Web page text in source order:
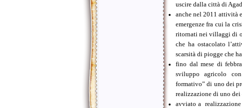
uscire dalla città di
anche nel 2011 attività
emergenze fra cui la
ritornati nei villaggi di
che ha ostacolato
scarsità di piogge che
fino dal mese di
sviluppo agricolo
formativo” di uno dei
realizzazione di uno
avviato a